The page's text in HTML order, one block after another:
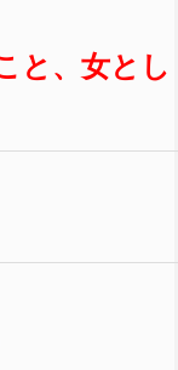
と、女とし